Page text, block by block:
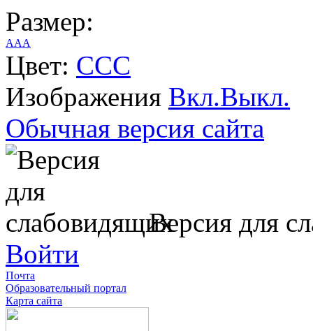
Размер:
AAA
Цвет: CCC
Изображения Вкл.Выкл.
Обычная версия сайта
Версия для
Войти
Почта
Образовательный портал
Карта сайта